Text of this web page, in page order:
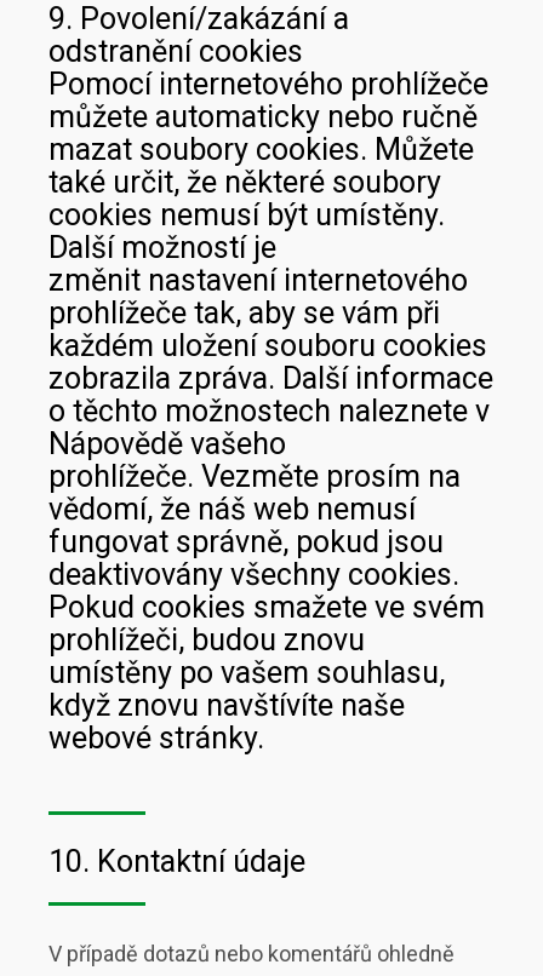
9. Povolení/zakázání a
odstranění cookies
Pomocí internetového prohlížeče
můžete automaticky nebo ručně
mazat soubory cookies. Můžete
také určit, že některé soubory
cookies nemusí být umístěny.
Další možností je
změnit nastavení internetového
prohlížeče tak, aby se vám při
každém uložení souboru cookies
zobrazila zpráva. Další informace
o těchto možnostech naleznete v
Nápovědě vašeho
prohlížeče. Vezměte prosím na
vědomí, že náš web nemusí
fungovat správně, pokud jsou
deaktivovány všechny cookies.
Pokud cookies smažete ve svém
prohlížeči, budou znovu
umístěny po vašem souhlasu,
když znovu navštívíte naše
webové stránky.
10. Kontaktní údaje
V případě dotazů nebo komentářů ohledně